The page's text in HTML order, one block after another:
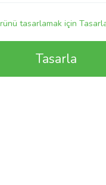
tasarlamak için
Tasarla